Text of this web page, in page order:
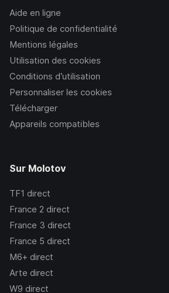
Aide en ligne
Politique de confidentialité
Mentions légales
Utilisation des cookies
Conditions d’utilisation
Personnaliser les cookies
Télécharger
Appareils compatibles
Sur Molotov
TF1 direct
France 2 direct
France 3 direct
France 5 direct
M6+ direct
Arte direct
W9 direct